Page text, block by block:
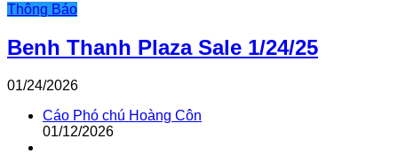
Thông Báo
Benh Thanh Plaza Sale 1/24/25
01/24/2026
Cáo Phó chú Hoàng Côn
01/12/2026